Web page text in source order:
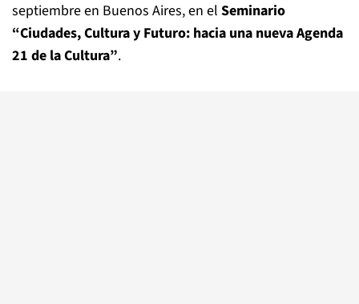
septiembre en Buenos Aires, en el Seminario
“Ciudades, Cultura y Futuro: hacia una nueva Agenda
21 de la Cultura”.